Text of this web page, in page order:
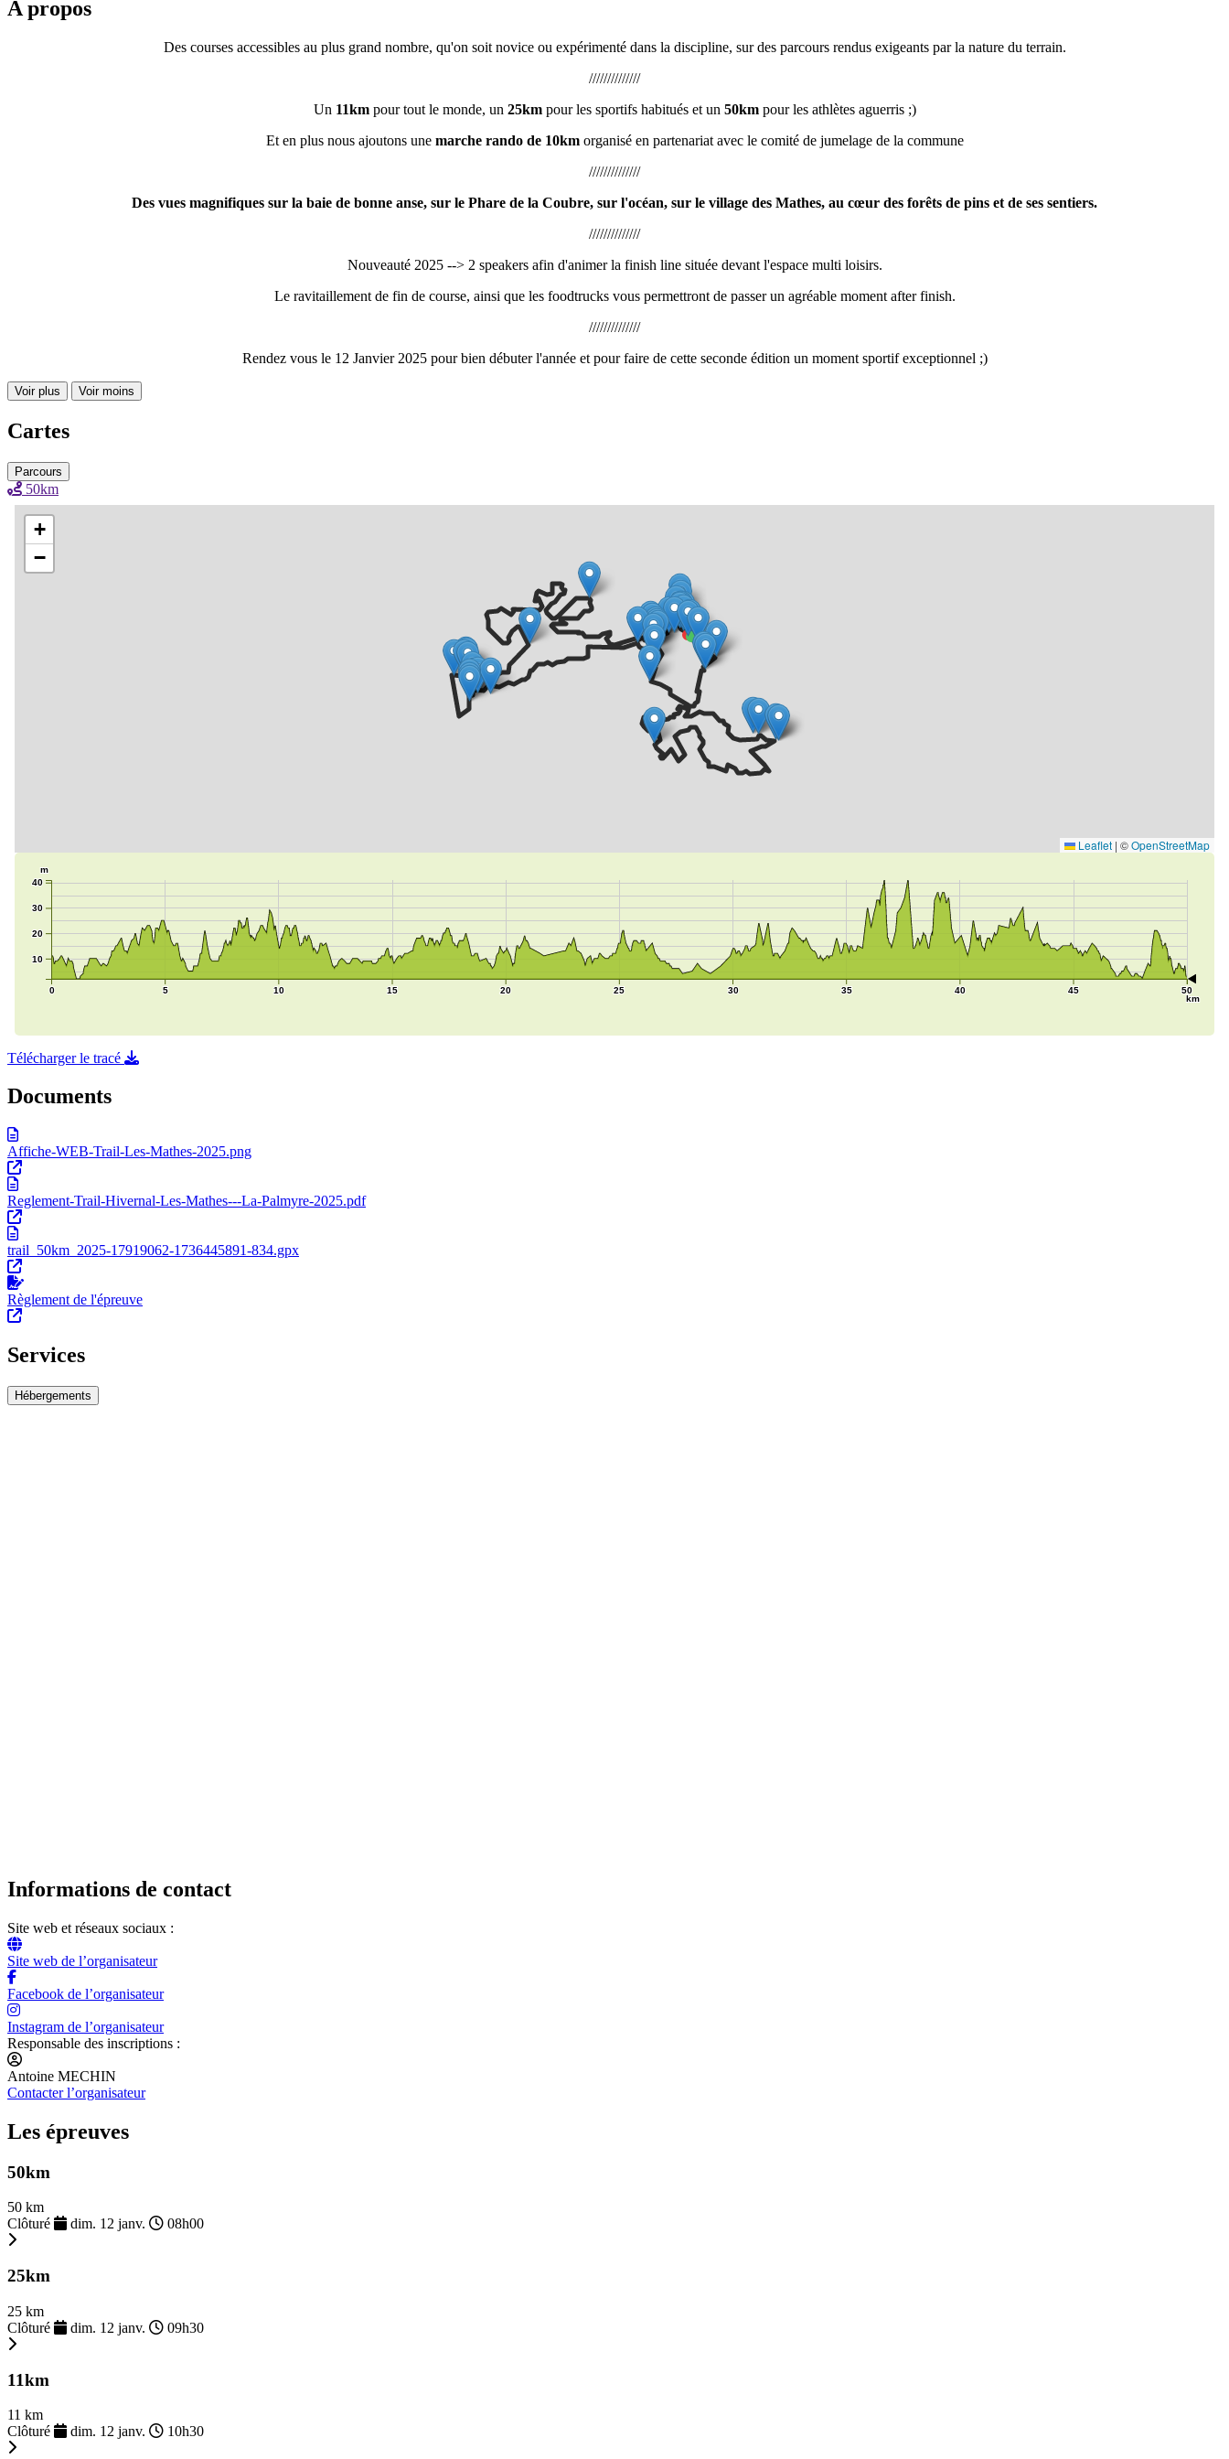
A propos
Des courses accessibles au plus grand nombre, qu'on soit novice ou expérimenté dans la discipline, sur des parcours rendus exigeants par la nature du terrain.
//////////////
Un 11kmpour tout le monde, un 25kmpour les sportifs habitués et un 50kmpour les athlètes aguerris ;)
Et en plus nous ajoutons une marche rando de 10kmorganisé en partenariat avec le comité de jumelage de la commune
//////////////
Des vues magnifiques sur la baie de bonne anse, sur le Phare de la Coubre, sur l'océan, sur le village des Mathes, au cœur des forêts de pins et de ses sentiers.
//////////////
Nouveauté 2025 --> 2 speakers afin d'animer la finish line située devant l'espace multi loisirs.
Le ravitaillement de fin de course, ainsi que les foodtrucks vous permettront de passer un agréable moment after finish.
//////////////
Rendez vous le 12 Janvier 2025 pour bien débuter l'année et pour faire de cette seconde édition un moment sportif exceptionnel ;)
Voir plus Voir moins
Cartes
Parcours
50km
Télécharger le tracé
Documents
Affiche-WEB-Trail-Les-Mathes-2025.png
Reglement-Trail-Hivernal-Les-Mathes---La-Palmyre-2025.pdf
trail_50km_2025-17919062-1736445891-834.gpx
Règlement de l'épreuve
Services
Hébergements
Informations de contact
Site web et réseaux sociaux :
Site web de l’organisateur
Facebook de l’organisateur
Instagram de l’organisateur
Responsable des inscriptions :
Antoine MECHIN
Contacter l’organisateur
Les épreuves
50km
50 km
Clôturé
dim. 12 janv. 08h00
25km
25 km
Clôturé
dim. 12 janv. 09h30
11km
11 km
Clôturé
dim. 12 janv. 10h30